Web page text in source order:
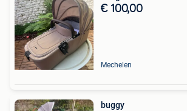
€ 100,00
Mechelen
buggy